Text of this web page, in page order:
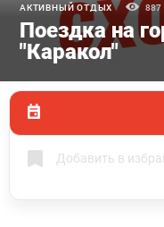
АКТИВНЫЙ ОТДЫХ 887
Поездка на
"Каракол"
Добавить в